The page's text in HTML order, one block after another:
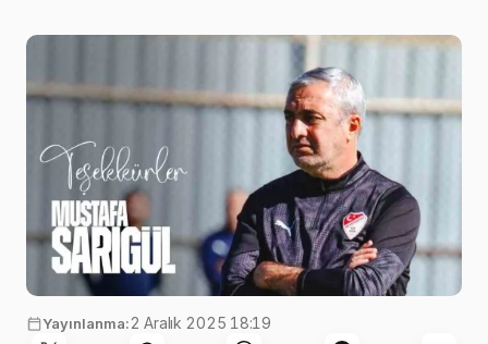
Yayınlanma:2 Aralık 2025 18:19